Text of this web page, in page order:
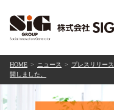
HOME ニュース プレスリリース
開しました。